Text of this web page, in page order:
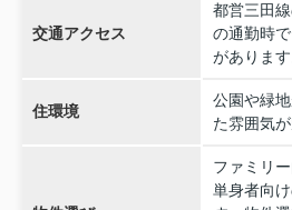
交通アクセス
都営三田
の通勤時
があります
住環境
公園や緑
た雰囲気が
ファミリ
単身者向